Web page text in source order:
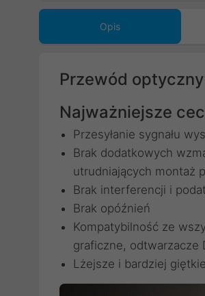
Opis
Przewód
Najważniejsze
Przesyłanie sygnału
Brak dodatkowych
utrudniających montaż
Brak interferencji i
Brak opóźnień
Kompatybilność ze
graficzne, odtwarzacze
Lżejsze i bardziej